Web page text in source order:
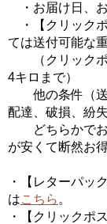
・お届け日、お
・【クリック
ては送付可能な
（クリックポ
4キロまで）
他の条件（送
配達、破損、紛
どちらかでお
が安くて断然お
・【レターパッ
はこちら 。
・【クリックポ